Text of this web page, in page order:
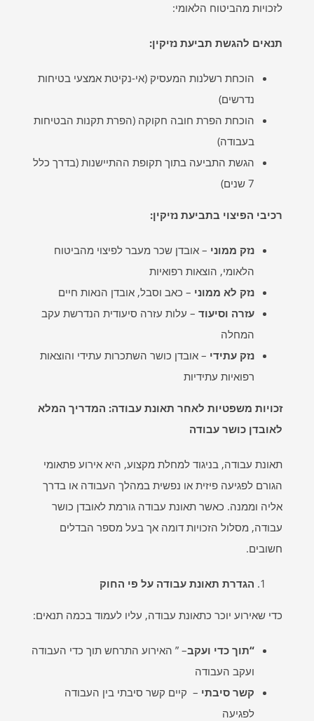
לזכויות מהביטוח הלאומי:
תנאים להגשת תביעת נזיקין:
הוכחת רשלנות המעסיק (אי-נקיטת אמצעי בטיחות
נדרשים)
הוכחת הפרת חובה חקוקה (הפרת תקנות הבטיחות
בעבודה)
הגשת התביעה בתוך תקופת ההתיישנות (בדרך כלל
7 שנים)
רכיבי הפיצוי בתביעת נזיקין:
נזק ממוני – אובדן שכר מעבר לפיצוי מהביטוח
הלאומי, הוצאות רפואיות
נזק לא ממוני – כאב וסבל, אובדן הנאות חיים
עזרה וסיעוד – עלות עזרה סיעודית הנדרשת עקב
המחלה
נזק עתידי – אובדן כושר השתכרות עתידי והוצאות
רפואיות עתידיות
זכויות משפטיות לאחר תאונת עבודה: המדריך המלא
לאובדן כושר עבודה
תאונת עבודה, בניגוד למחלת מקצוע, היא אירוע פתאומי
הגורם לפגיעה פיזית או נפשית במהלך העבודה או בדרך
אליה וממנה. כאשר תאונת עבודה גורמת לאובדן כושר
עבודה, מסלול הזכויות דומה אך בעל מספר הבדלים
חשובים.
הגדרת תאונת עבודה על פי החוק
כדי שאירוע יוכר כתאונת עבודה, עליו לעמוד בכמה תנאים:
“תוך כדי ועקב– ” האירוע התרחש תוך כדי העבודה
ועקב העבודה
קשר סיבתי – קיים קשר סיבתי בין העבודה
לפגיעה